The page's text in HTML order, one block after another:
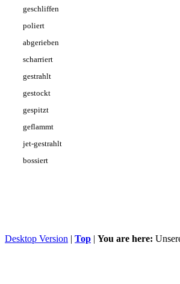
geschliffen
poliert
abgerieben
scharriert
gestrahlt
gestockt
gespitzt
geflammt
jet-gestrahlt
bossiert
Desktop Version | Top | You are here: